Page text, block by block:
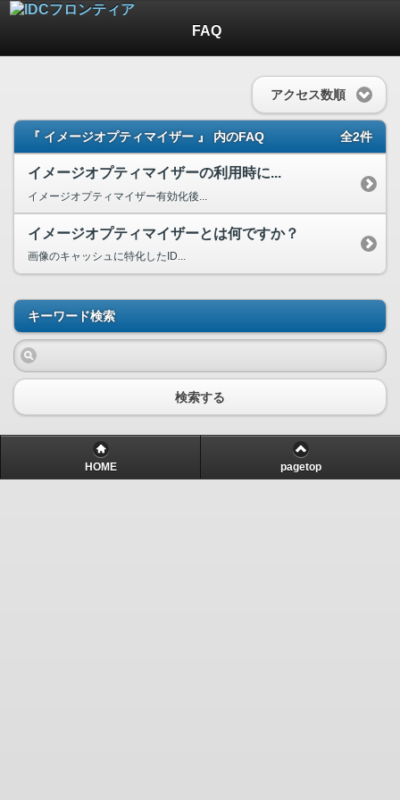
FAQ
アクセス数順
『 イメージオプティマイザー 』 内のFAQ 全2件
イメージオプティマイザーの利用時に...
イメージオプティマイザー有効化後...
イメージオプティマイザーとは何ですか？
画像のキャッシュに特化したID...
キーワード検索
検索する
HOME pagetop